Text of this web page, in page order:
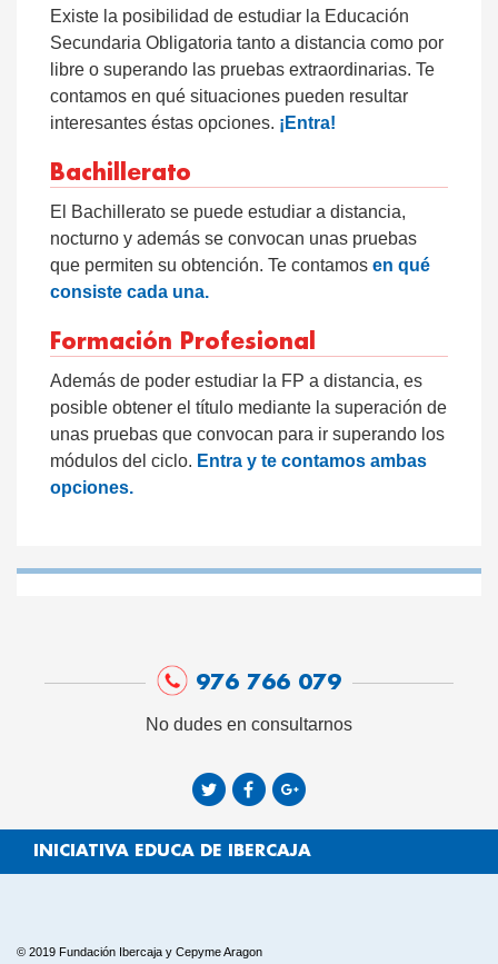
Existe la posibilidad de estudiar la Educación
Secundaria Obligatoria tanto a distancia como por
libre o superando las pruebas extraordinarias. Te
contamos en qué situaciones pueden resultar
interesantes éstas opciones. ¡Entra!
Bachillerato
El Bachillerato se puede estudiar a distancia,
nocturno y además se convocan unas pruebas
que permiten su obtención. Te contamos en qué
consiste cada una.
Formación Profesional
Además de poder estudiar la FP a distancia, es
posible obtener el título mediante la superación de
unas pruebas que convocan para ir superando los
módulos del ciclo. Entra y te contamos ambas
opciones.
976 766 079
No dudes en consultarnos
INICIATIVA EDUCA DE IBERCAJA
© 2019 Fundación Ibercaja y Cepyme Aragon